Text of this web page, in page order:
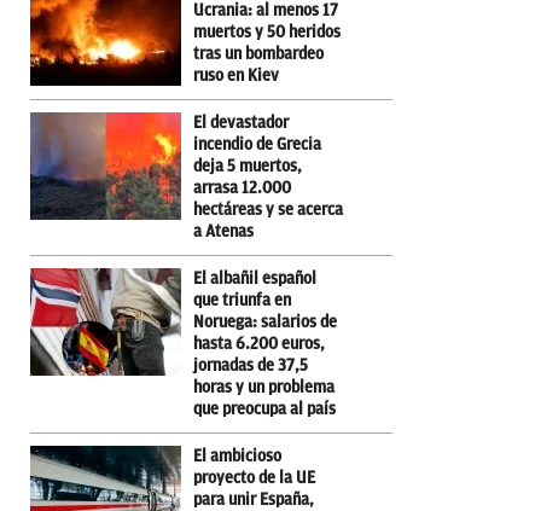
Ucrania: al menos 17
muertos y 50 heridos
tras un bombardeo
ruso en Kiev
El devastador
incendio de Grecia
deja 5 muertos,
arrasa 12.000
hectáreas y se acerca
a Atenas
El albañil español
que triunfa en
Noruega: salarios de
hasta 6.200 euros,
jornadas de 37,5
horas y un problema
que preocupa al país
El ambicioso
proyecto de la UE
para unir España,